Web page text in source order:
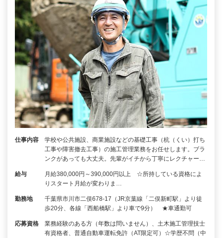
仕事内容
学校や公共施設、商業施設などの基礎工事（杭（くい）打ち
工事や障害撤去工事）の施工管理業務をお任せします。ブラ
ンクがあっても大丈夫。先輩がイチから丁寧にレクチャー…
給与
月給380,000円～390,000円以上 ☆所持している資格によ
りスタート月給が変わりま…
勤務地
千葉県市川市二俣678-17（JR京葉線「二俣新町駅」より徒
歩20分、各線「西船橋駅」より車で9分） ★車通勤可
応募資格
業務経験のある方（年数は問いません）、土木施工管理技士
有資格者、普通自動車運転免許（AT限定可）☆学歴不問（中